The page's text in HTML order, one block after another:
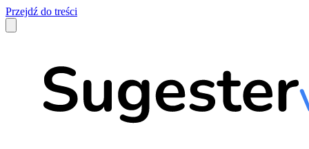
Przejdź do treści